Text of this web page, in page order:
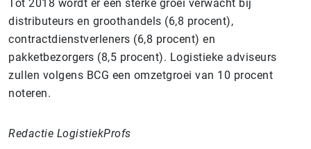
Tot 2018 wordt er een sterke groei verwacht bij
distributeurs en groothandels (6,8 procent),
contractdienstverleners (6,8 procent) en
pakketbezorgers (8,5 procent). Logistieke adviseurs
zullen volgens BCG een omzetgroei van 10 procent
noteren.
Redactie LogistiekProfs